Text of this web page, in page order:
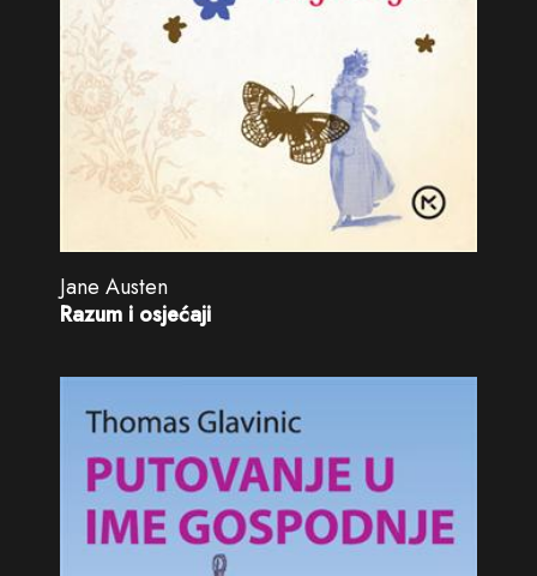
Jane Austen
Razum i osjećaji